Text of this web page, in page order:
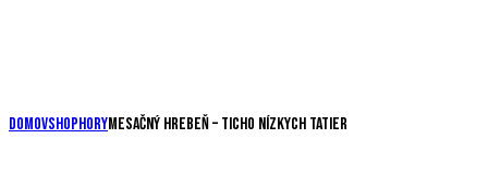
DomovShopHoryMesačný hrebeň – ticho Nízkych Tatier